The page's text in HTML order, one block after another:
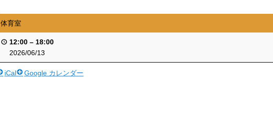
体育室
12:00 – 18:00
2026/06/13
iCal Google カレンダー